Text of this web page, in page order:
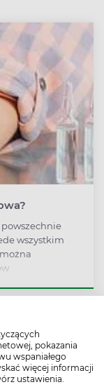
pokazania
wspaniałego
więcej informacji
ustawienia.
wszystkim